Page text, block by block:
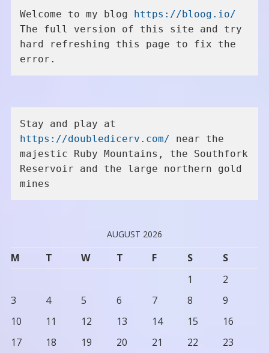
Welcome to my blog https://bloog.io/
The full version of this site and try
hard refreshing this page to fix the
error.
https://doubledicerv.com/ near the
majestic Ruby Mountains, the Southfork
Reservoir and the large northern gold
mines
AUGUST 2026
M T W T F S
S
1
2
3
4 5 6 7 8
9
10
11 12 13 14 15
16
17
18 19 20 21 22
23